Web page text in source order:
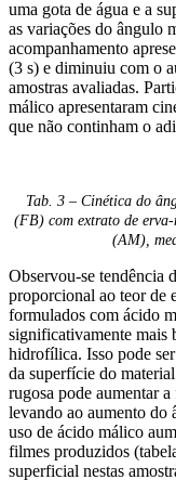
uma gota de água e a
as variações do ângulo
acompanhamento
(3 s) e diminuiu com o
amostras avaliadas.
málico apresentaram
que não continham o
Tab. 3 – Cinética do
(FB) com extrato de
(AM),
Observou-se tendência
proporcional ao teor de
formulados com ácido
significativamente mais
hidrofílica. Isso pode
da superfície do
rugosa pode aumentar
levando ao aumento do
uso de ácido málico
filmes produzidos
superficial nestas